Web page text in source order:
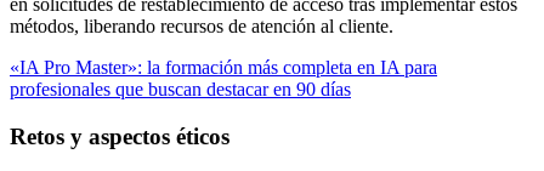
en solicitudes de restablecimiento de acceso tras implementar estos
métodos, liberando recursos de atención al cliente.
«IA Pro Master»: la formación más completa en IA para
profesionales que buscan destacar en 90 días
Retos y aspectos éticos